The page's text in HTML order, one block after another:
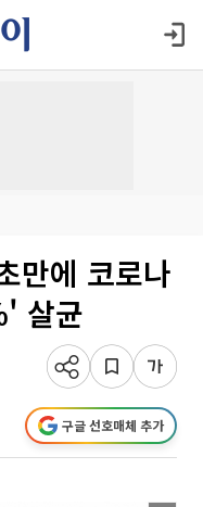
만에 코로나
살균
구글 선호매체 추가